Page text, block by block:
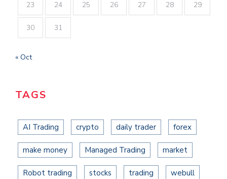
23 24 25 26 27 28 29
30 31
« Oct
TAGS
AI Trading crypto daily trader forex
make money Managed Trading market
Robot trading stocks trading webull